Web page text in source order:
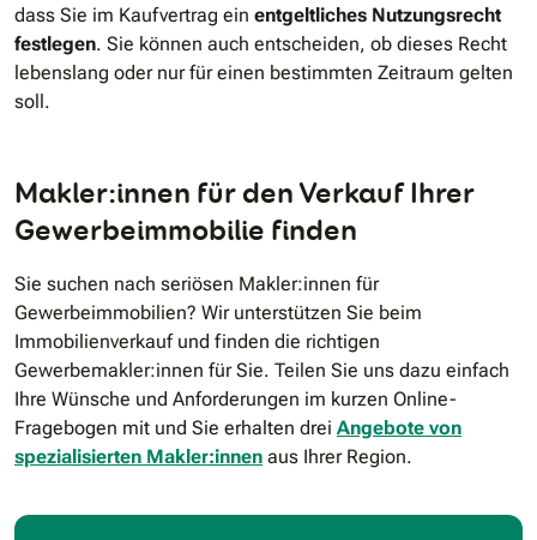
dass Sie im Kaufvertrag ein entgeltliches Nutzungsrecht
festlegen. Sie können auch entscheiden, ob dieses Recht
lebenslang oder nur für einen bestimmten Zeitraum gelten
soll.
Makler:innen für den Verkauf Ihrer
Gewerbeimmobilie finden
Sie suchen nach seriösen Makler:innen für
Gewerbeimmobilien? Wir unterstützen Sie beim
Immobilienverkauf und finden die richtigen
Gewerbemakler:innen für Sie. Teilen Sie uns dazu einfach
Ihre Wünsche und Anforderungen im kurzen Online-
Fragebogen mit und Sie erhalten drei Angebote von
spezialisierten Makler:innen aus Ihrer Region.